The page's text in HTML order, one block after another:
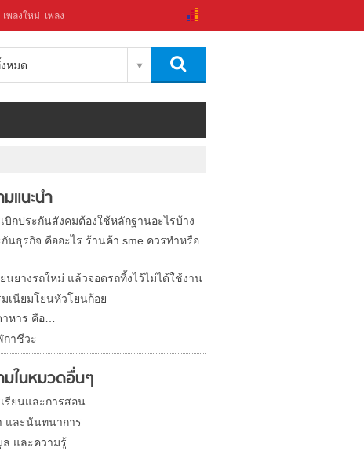
เพลงใหม่ เพลง
หมด
แนะนำ
บิกประกันสังคมต้องใช้หลักฐานอะไรบ้าง
นธุรกิจ คืออะไร ร้านค้า sme ควรทำหรือ
นยางรถใหม่ แล้วจอดรถทิ้งไว้ไม่ได้ใช้งาน
เนียมโยนหัวโยนก้อย
าหาร คือ…
กาชีวะ
มในหมวดอื่นๆ
รียนและการสอน
และนันทนาการ
และความรู้